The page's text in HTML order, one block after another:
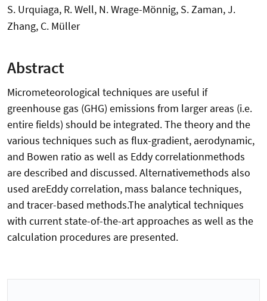
S. Urquiaga, R. Well, N. Wrage-Mönnig, S. Zaman, J.
Zhang, C. Müller
Abstract
Micrometeorological techniques are useful if
greenhouse gas (GHG) emissions from larger areas (i.e.
entire fields) should be integrated. The theory and the
various techniques such as flux-gradient, aerodynamic,
and Bowen ratio as well as Eddy correlationmethods
are described and discussed. Alternativemethods also
used areEddy correlation, mass balance techniques,
and tracer-based methods.The analytical techniques
with current state-of-the-art approaches as well as the
calculation procedures are presented.